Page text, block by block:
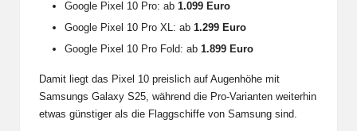
Google Pixel 10 Pro: ab 1.099 Euro
Google Pixel 10 Pro XL: ab 1.299 Euro
Google Pixel 10 Pro Fold: ab 1.899 Euro
Damit liegt das Pixel 10 preislich auf Augenhöhe mit
Samsungs Galaxy S25, während die Pro-Varianten weiterhin
etwas günstiger als die Flaggschiffe von Samsung sind.